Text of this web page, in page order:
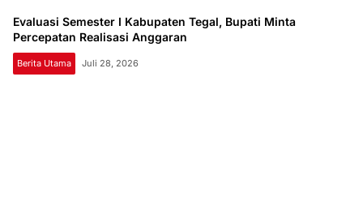
Evaluasi Semester I Kabupaten Tegal, Bupati Minta
Percepatan Realisasi Anggaran
Berita Utama Juli 28, 2026